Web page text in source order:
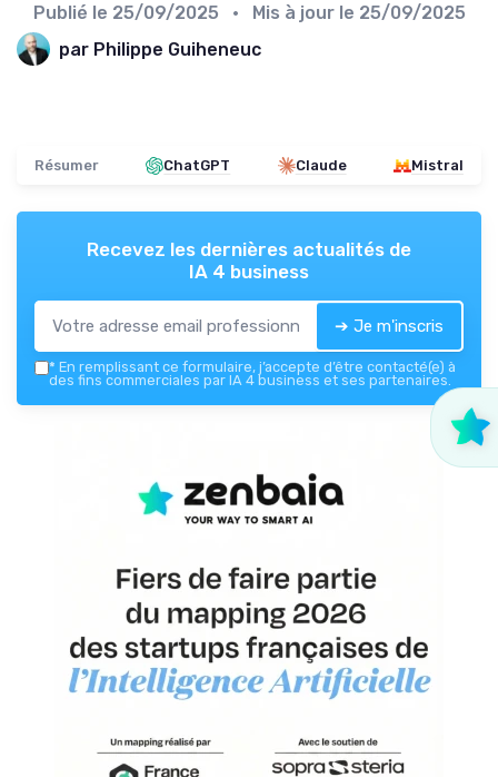
Publié le 25/09/2025 • Mis à jour le 25/09/2025
par Philippe Guiheneuc
Résumer ChatGPT Claude Mistral
Recevez les dernières actualités de
IA 4 business
➔ Je m'inscris
* En remplissant ce formulaire, j’accepte d’être contacté(e) à
des fins commerciales par IA 4 business et ses partenaires.